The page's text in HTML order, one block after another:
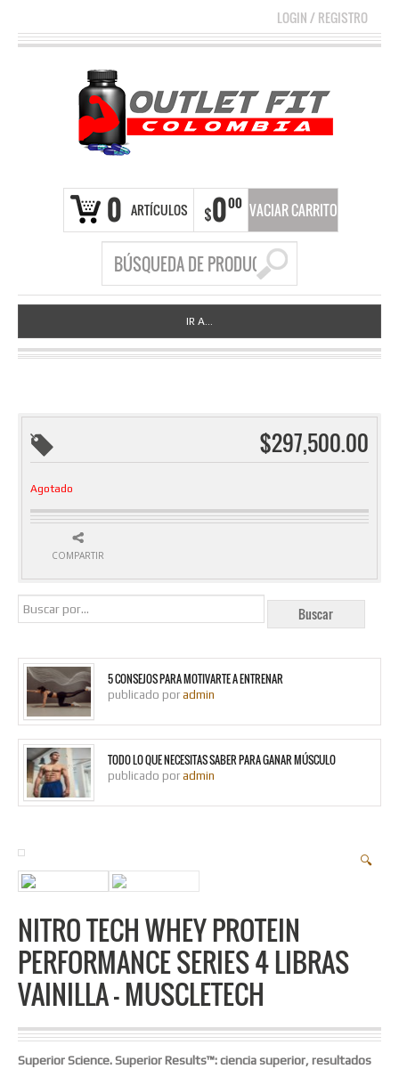
LOGIN/REGISTRO
0 ARTÍCULOS $000 VACIAR CARRITO
IR A...
🔍
NITRO TECH WHEY PROTEIN
PERFORMANCE SERIES 4 LIBRAS
VAINILLA – MUSCLETECH
Superior Science. Superior Results™: ciencia superior, resultados
$297,500.00
Agotado
COMPARTIR
5 CONSEJOS PARA MOTIVARTE A ENTRENAR
publicado por admin
TODO LO QUE NECESITAS SABER PARA GANAR MÚSCULO
publicado por admin